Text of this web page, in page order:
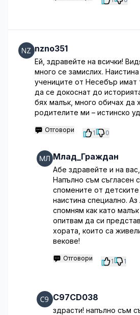
nzno351
Ей, здравейте на всички!
много се замислих.
учениците от Несебър имат
да се докоснат до
бях малък, много обичах да
родителите ми – истинско
Отговори 1 0
Млад_Граждан
Абе здравейте и на вас,
Напълно съм съгласен
спомените от
наистина специално. Аз
спомням как като
опитвам да си
хората, които са
векове!
Отговори 1 1
C97CD038
здрасти! напълно съм